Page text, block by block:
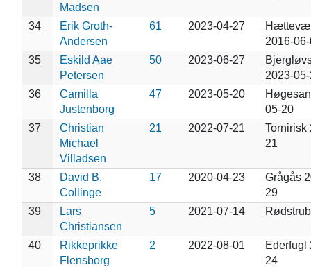
Madsen
34
Erik Groth-
Andersen
61 2023-04-27
2016-
35
Eskild Aae
Petersen
50 2023-06-27
2023-
36
Camilla
Justenborg
47 2023-05-20
05-20
37
Christian
Michael
Villadsen
21 2022-07-21
Tornirisk
21
38
David B.
Collinge
17 2020-04-23
Grågås
29
39
Lars
Christiansen
5 2021-07-14
40
Rikkeprikke
Flensborg
2 2022-08-01
Ederfugl
24